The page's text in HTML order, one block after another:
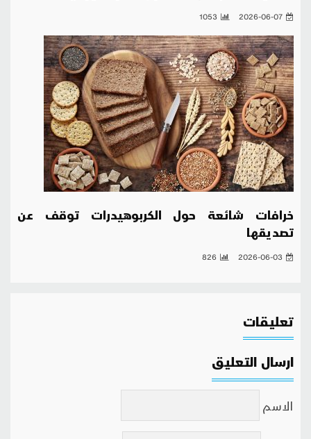
2026-06-07
1053
خرافات شائعة حول الكربوهيدرات توقف عن
تصديقها
2026-06-03
826
تعليقات
ارسال التعليق
الاسم